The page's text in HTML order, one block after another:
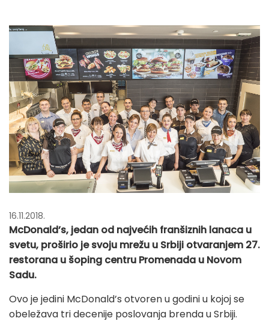
16.11.2018.
McDonald’s, jedan od najvećih franšiznih lanaca u
svetu, proširio je svoju mrežu u Srbiji otvaranjem 27.
restorana u šoping centru Promenada u Novom
Sadu.
Ovo je jedini McDonald’s otvoren u godini u kojoj se
obeležava tri decenije poslovanja brenda u Srbiji.